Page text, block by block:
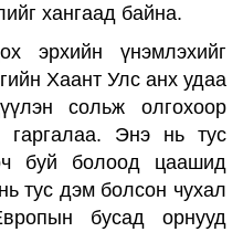
хангаад байна.
эрхийн үнэмлэхийг
Хаант Улс анх удаа
сольж олгохоор
гаргалаа. Энэ нь тус
буй болоод цаашид
тус дэм болсон чухал
бусад орнууд